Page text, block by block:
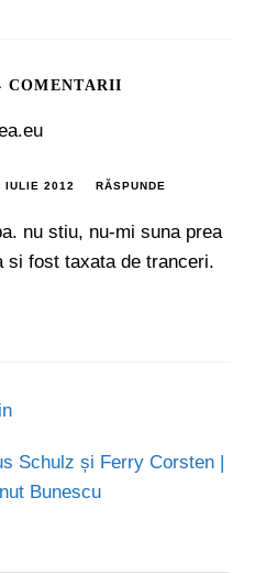
COMENTARII
IULIE 2012 RĂSPUNDE
nu stiu, nu-mi suna prea
si fost taxata de tranceri.
Schulz și Ferry Corsten |
Bunescu